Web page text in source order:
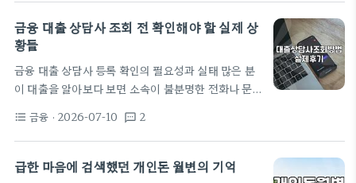
상황이 생각보다 단순하지가 않았다. 내가 지금 받고
있는 게 청년 버팀목 대출이랑 비슷한 성격의 상품이
라서, 이번에 이사를 나갈지 아니면 계속 살지 정하는
목록을 읊어주는데, 서류 떼러 주민센터 가는 게 왜 이
렇게 귀찮은지 모르겠다. 등기부등본이랑 뭐랑 이것
저것 챙겨야 한다는데, 예전엔 앱으로 다 해결했던 것
금융 대출 상담사 조회 전 확인해야 할 실제 상
황들
금융 대출 상담사 등록 확인의 필요성과 실태 많은 분
이 대출을 알아보다 보면 소속이 불분명한 전화나 문
트론 같은 무담보 상품을 찾을 때 소위 말하는 '대출 상
담사'를 통해 진행하는 경우가 많은데, 이때 가장 먼저
해야 할 일은 해당 상담사가 정식으로 등록된 인원인
format_list_bulleted 금융 · 2026-07-10 textsms 2
급한 마음에 검색했던 개인돈 월변의 기억